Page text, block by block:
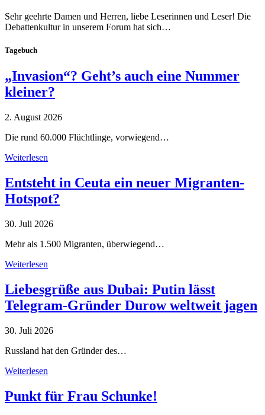
Sehr geehrte Damen und Herren, liebe Leserinnen und Leser! Die
Debattenkultur in unserem Forum hat sich…
Tagebuch
„Invasion“? Geht’s auch eine Nummer
kleiner?
2. August 2026
Die rund 60.000 Flüchtlinge, vorwiegend…
Weiterlesen
Entsteht in Ceuta ein neuer Migranten-
Hotspot?
30. Juli 2026
Mehr als 1.500 Migranten, überwiegend…
Weiterlesen
Liebesgrüße aus Dubai: Putin lässt
Telegram-Gründer Durow weltweit jagen
30. Juli 2026
Russland hat den Gründer des…
Weiterlesen
Punkt für Frau Schunke!